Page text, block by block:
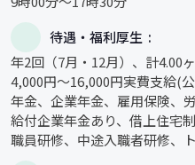
待遇・福利厚生
年2回（7月・12月）、計4.00
4,000円～16,000円実費支給(
年金、企業年金、雇用保険、
給付企業年金あり、借上住宅
職員研修、中途入職者研修、